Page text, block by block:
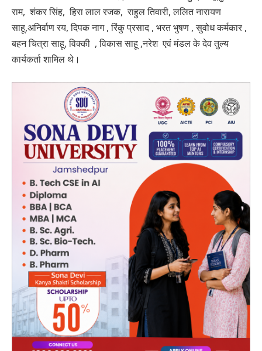
राम, शंकर सिंह, हिरा लाल रजक, राहुल तिवारी, ललित नारायण
साहू,अनिर्वाण रय, दिपक नाग , रिंकु प्रसाद , भरत भुषण , सुवोध कर्मकार ,
बहन चित्रा साहू, विक्की , विकास साहू ,नरेश एवं मंडल के देव तुल्य
कार्यकर्ता शामिल थे।